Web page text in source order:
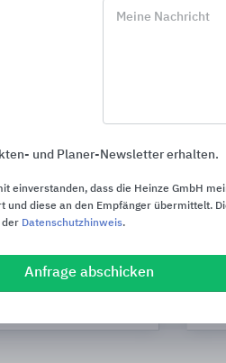
Meine Nachricht
und Planer-Newsletter erhalten.
einverstanden, dass die Heinze GmbH
und diese an den Empfänger übermittelt.
der Datenschutzhinweis.
Anfrage abschicken